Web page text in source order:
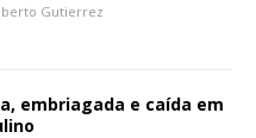
Gutierrez
embriagada e caída em